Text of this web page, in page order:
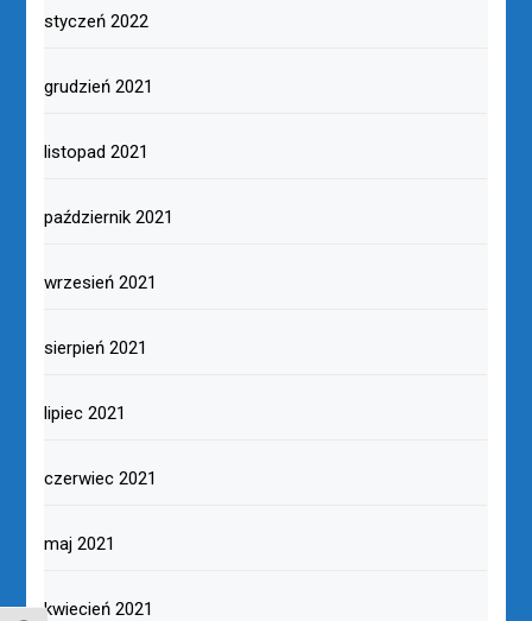
styczeń 2022
grudzień 2021
listopad 2021
październik 2021
wrzesień 2021
sierpień 2021
lipiec 2021
czerwiec 2021
maj 2021
kwiecień 2021